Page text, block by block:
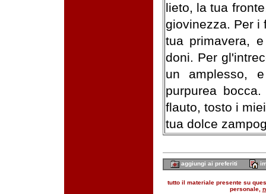
lieto, la tua
giovinezza. Per i
tua primavera,
doni. Per
un amplesso,
purpurea
flauto, tosto i
tua dolce
aggiungi ai preferiti
tutto il materiale presente su
personale,